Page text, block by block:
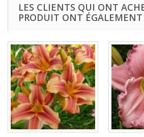
LES CLIENTS QUI ONT
PRODUIT ONT ÉGALEMENT